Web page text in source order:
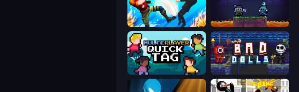
Gang Brawlers Duo
Multiplayer Quick Tag Bad Dolls